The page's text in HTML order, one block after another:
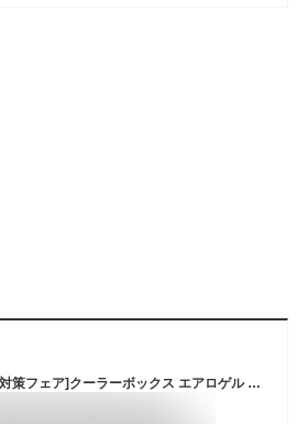
[200円OFFクーポン★暑さ対策フェア]クーラーボックス エアロゲル アイリスオーヤマ HUGEL 小型 大型 40L 保冷力 部活 ソフトクーラーボックス アウトドア クーラーバッグ スポーツ 保冷バッグ キャンプ